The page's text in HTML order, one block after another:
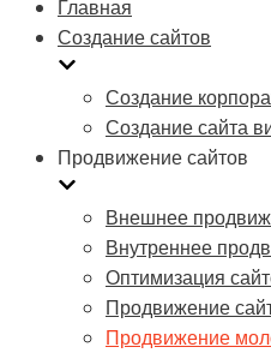
Главная
Создание сайтов
Создание
Создание сайта
Продвижение сайтов
Внешнее
Внутреннее
Оптимизация
Продвижение
Продвижение